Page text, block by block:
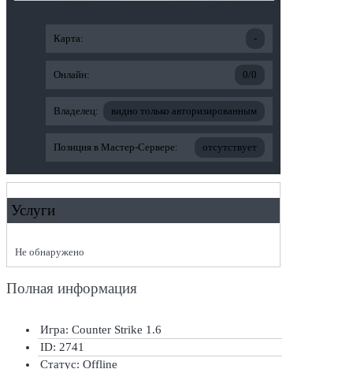
Карта: -
Онлайн: 0/0
Владелец: видно только авторизированным
Позиция в Мастер-Сервере: отсутствует
Услуги
Не обнаружено
Полная информация
Игра: Counter Strike 1.6
ID: 2741
Статус: Offline